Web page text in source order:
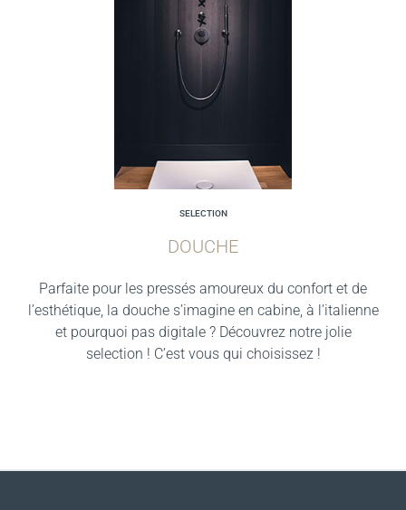
SELECTION
DOUCHE
Parfaite pour les pressés amoureux du confort et de
l’esthétique, la douche s’imagine en cabine, à l’italienne
et pourquoi pas digitale ? Découvrez notre jolie
selection ! C’est vous qui choisissez !